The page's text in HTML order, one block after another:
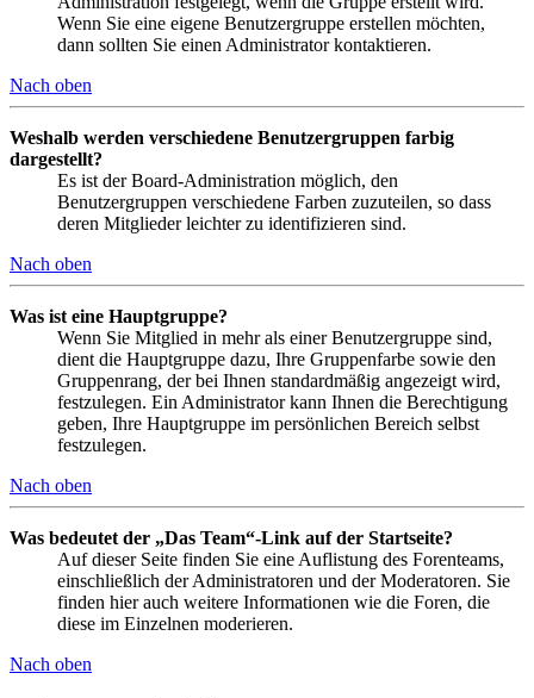
Wenn Sie eine eigene Benutzergruppe erstellen möchten,
dann sollten Sie einen Administrator kontaktieren.
Nach oben
Weshalb werden verschiedene Benutzergruppen farbig
dargestellt?
Es ist der Board-Administration möglich, den
Benutzergruppen verschiedene Farben zuzuteilen, so dass
deren Mitglieder leichter zu identifizieren sind.
Nach oben
Was ist eine Hauptgruppe?
Wenn Sie Mitglied in mehr als einer Benutzergruppe sind,
dient die Hauptgruppe dazu, Ihre Gruppenfarbe sowie den
Gruppenrang, der bei Ihnen standardmäßig angezeigt wird,
festzulegen. Ein Administrator kann Ihnen die Berechtigung
geben, Ihre Hauptgruppe im persönlichen Bereich selbst
festzulegen.
Nach oben
Was bedeutet der „Das Team“-Link auf der Startseite?
Auf dieser Seite finden Sie eine Auflistung des Forenteams,
einschließlich der Administratoren und der Moderatoren. Sie
finden hier auch weitere Informationen wie die Foren, die
diese im Einzelnen moderieren.
Nach oben